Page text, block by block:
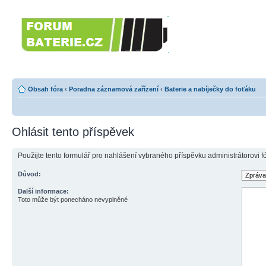
Obsah fóra ‹ Poradna záznamová zařízení ‹ Baterie a nabíječky do foťáku
Ohlásit tento příspěvek
Použijte tento formulář pro nahlášení vybraného příspěvku
Důvod:
Další informace:
Toto může být ponecháno nevyplněné